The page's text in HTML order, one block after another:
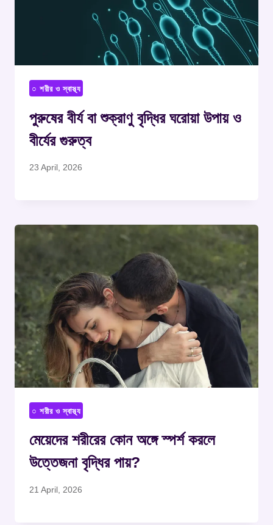
○ শরীর ও স্বাস্থ্য
পুরুষের বীর্য বা শুক্রাণু বৃদ্ধির ঘরোয়া উপায় ও
বীর্যের গুরুত্ব
23 April, 2026
○ শরীর ও স্বাস্থ্য
মেয়েদের শরীরের কোন অঙ্গে স্পর্শ করলে
উত্তেজনা বৃদ্ধির পায়?
21 April, 2026